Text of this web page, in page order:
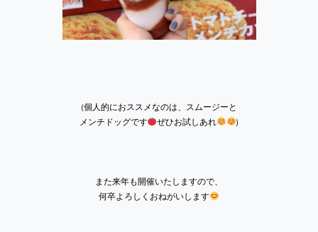
(個人的におススメなのは、スムージーと
メンチドッグです
ぜひお試しあれ )
また来年も開催いたしますので、
何卒よろしくおねがいします